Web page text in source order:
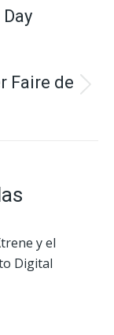
Faire de
y el
Digital